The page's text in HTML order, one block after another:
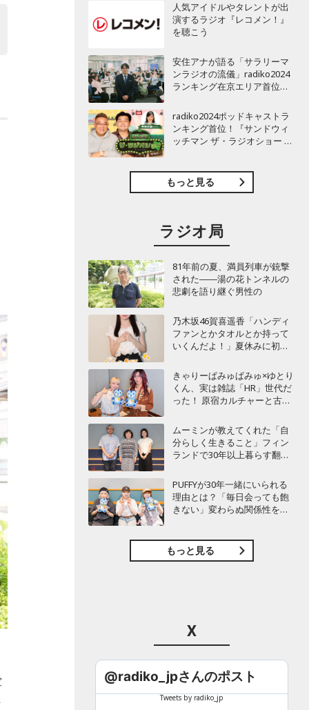
人気アイドルやタレントが出
演するラジオ『レコメン！』
を聴こう
安住アナが語る「サラリーマ
ンラジオの流儀」radiko2024
ランキング在京エリア首位
曜天国』インタビュー
radiko2024ポッドキャストラ
ンキング首位！『サンドウィ
ッチマン ザ・ラジオショー サ
もっと見る
ラジオ局
81年前の夏、満員列車が銃撃
された――湯の花トンネルの
悲劇を語り継ぐ男性の
乃木坂46賀喜遥香「ハンディ
ファンとかタオルとか持って
いくんだよ！」夏休みに初め
力アドバイス！
きゃりーぱみゅぱみゅ×ゆとり
くん、実は雑誌「HR」世代だ
った！ 原宿カルチャーと古着
ムーミンが教えてくれた「自
分らしく生きること」フィン
ランドで30年以上暮らす翻訳
ント
PUFFYが30年一緒にいられる
理由とは？「毎日会っても飽
きない」変わらぬ関係性を語
もっと見る
X
@radiko_jpさんのポスト
Tweets by radiko_jp